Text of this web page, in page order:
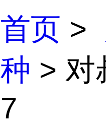
首页 >
种 > 对
7